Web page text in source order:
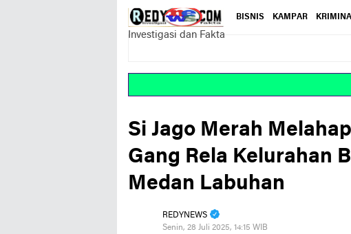
Investigasi dan Fakta
BISNIS KAMPAR
Si Jago Merah
Gang Rela Kelurahan
Medan Labuhan
REDYNEWS
Senin, 28 Juli 2025, 14:15 WIB